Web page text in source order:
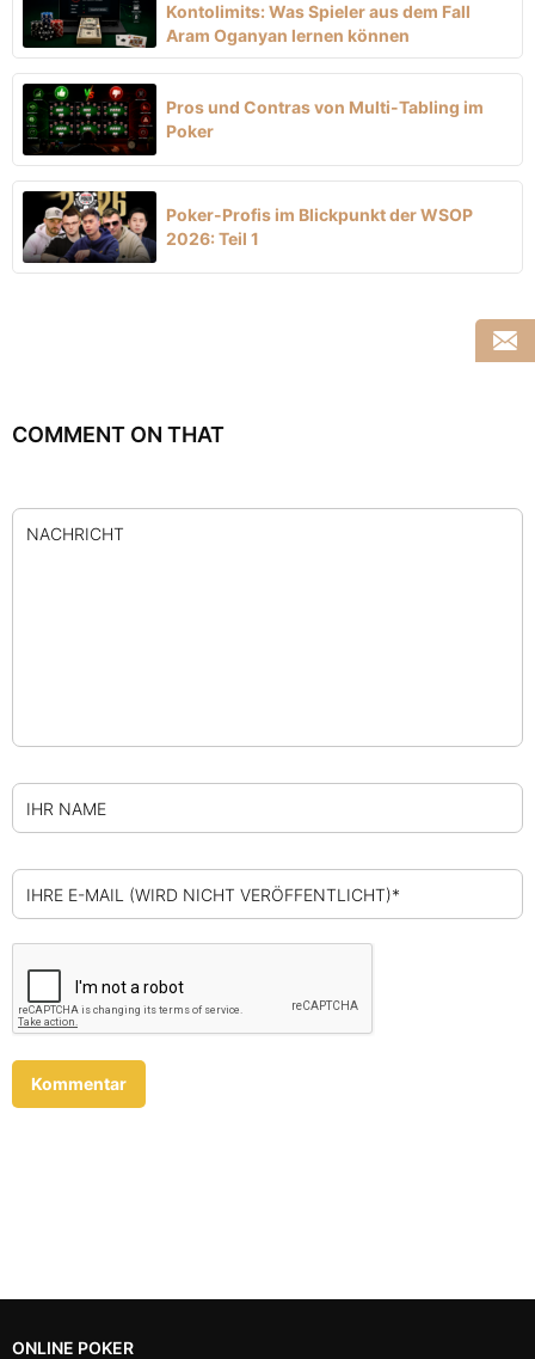
Kontolimits: Was Spieler aus dem Fall
Aram Oganyan lernen können
Pros und Contras von Multi-Tabling im
Poker
Poker-Profis im Blickpunkt der WSOP
2026: Teil 1
COMMENT ON THAT
NACHRICHT
IHR NAME
IHRE E-MAIL (WIRD NICHT VERÖFFENTLICHT)*
ONLINE POKER